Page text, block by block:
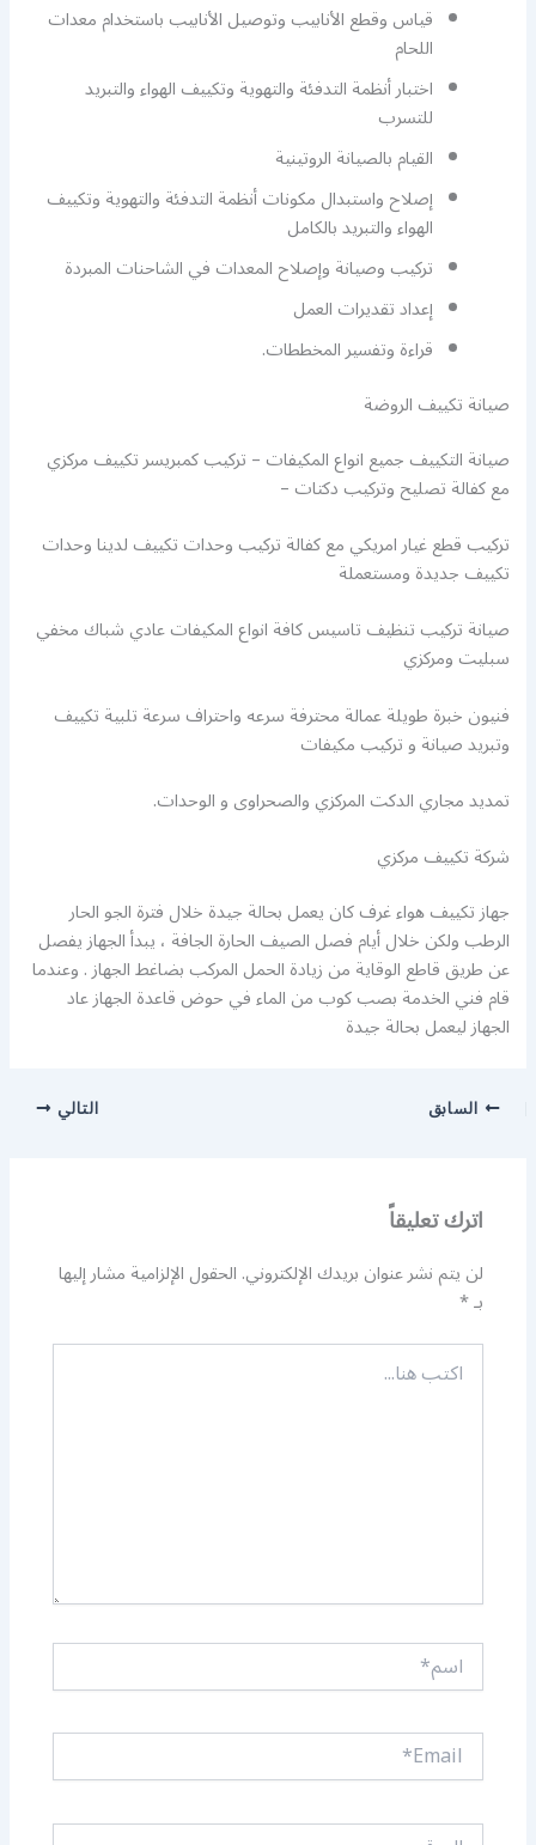
قياس وقطع الأنابيب وتوصيل الأنابيب باستخدام معدات
اللحام
اختبار أنظمة التدفئة والتهوية وتكييف الهواء والتبريد
للتسرب
القيام بالصيانة الروتينية
إصلاح واستبدال مكونات أنظمة التدفئة والتهوية وتكييف
الهواء والتبريد بالكامل
تركيب وصيانة وإصلاح المعدات في الشاحنات المبردة
إعداد تقديرات العمل
قراءة وتفسير المخططات.
صيانة تكييف الروضة
صيانة التكييف جميع انواع المكيفات – تركيب كمبريسر تكييف مركزي
مع كفالة تصليح وتركيب دكتات –
تركيب قطع غيار امريكي مع كفالة تركيب وحدات تكييف لدينا وحدات
تكييف جديدة ومستعملة
صيانة تركيب تنظيف تاسيس كافة انواع المكيفات عادي شباك مخفي
سبليت ومركزي
فنيون خبرة طويلة عمالة محترفة سرعه واحتراف سرعة تلبية تكييف
وتبريد صيانة و تركيب مكيفات
تمديد مجاري الدكت المركزي والصحراوى و الوحدات.
شركة تكييف مركزي
جهاز تكييف هواء غرف كان يعمل بحالة جيدة خلال فترة الجو الحار
الرطب ولكن خلال أيام فصل الصيف الحارة الجافة ، يبدأ الجهاز يفصل
عن طريق قاطع الوقاية من زيادة الحمل المركب بضاغط الجهاز . وعندما
قام فني الخدمة بصب كوب من الماء في حوض قاعدة الجهاز عاد
الجهاز ليعمل بحالة جيدة
السابق التالي
اترك تعليقاً
لن يتم نشر عنوان بريدك الإلكتروني.الحقول الإلزامية مشار إليها
بـ*
اكتب
هنا...
اسم*
Email*
الموقع